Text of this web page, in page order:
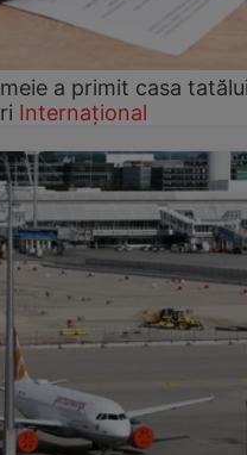
a primit casa
Internațional